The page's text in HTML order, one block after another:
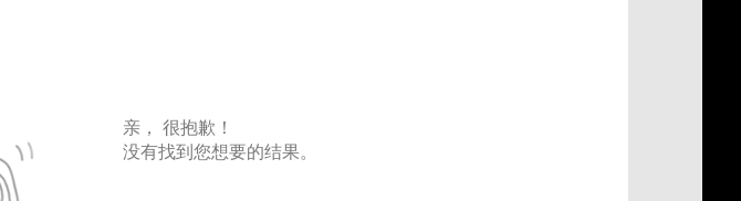
亲， 很抱歉！
没有找到您想要的结果。